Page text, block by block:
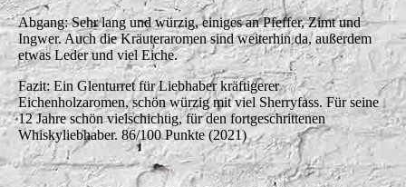
Abgang: Sehr lang und würzig, einiges an Pfeffer, Zimt und
Ingwer. Auch die Kräuteraromen sind weiterhin da, außerdem
etwas Leder und viel Eiche.
Fazit: Ein Glenturret für Liebhaber kräftigerer
Eichenholzaromen, schön würzig mit viel Sherryfass. Für seine
12 Jahre schön vielschichtig, für den fortgeschrittenen
Whiskyliebhaber. 86/100 Punkte (2021)